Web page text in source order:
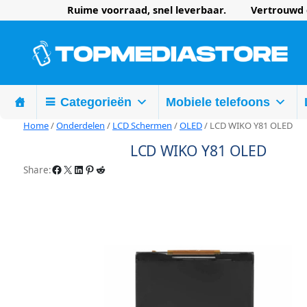
Ruime voorraad, snel leverbaar.
Categorieën Mobiele telefoons
Home/Onderdelen / LCD Schermen /OLED/ LCD WIKO Y81 OLED
LCD WIKO Y81 OLED
Share:Facebook X LinkedIn Pinterest Reddit